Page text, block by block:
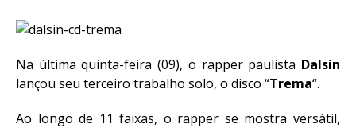
Na última quinta-feira (09), o rapper paulista Dalsin
lançou seu terceiro trabalho solo, o disco “Trema“.
Ao longo de 11 faixas, o rapper se mostra versátil,